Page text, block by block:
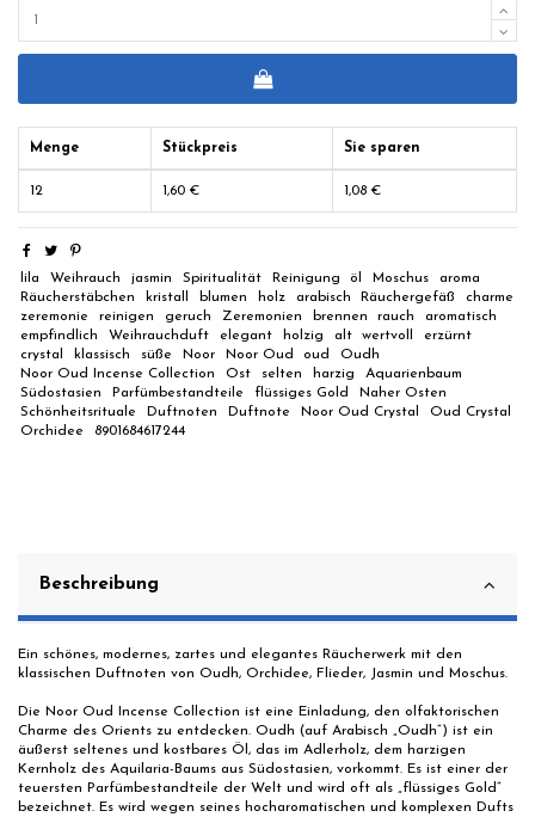
Menge Stückpreis Sie sparen
12 1,60 € 1,08 €
lila Weihrauch jasmin Spiritualität Reinigung öl Moschus
aroma
Räucherstäbchen
kristall blumen holz arabisch Räuchergefäß
charme
zeremonie
reinigen geruch Zeremonien brennen rauch
aromatisch
empfindlich
Weihrauchduft elegant holzig alt wertvoll
erzürnt
crystal
klassisch süße Noor Noor Oud oud
Oudh
Noor Oud Incense Collection
Ost selten harzig
Aquarienbaum
Südostasien
Parfümbestandteile flüssiges Gold
Naher Osten
Schönheitsrituale
Duftnoten Duftnote Noor Oud Crystal
Oud Crystal
Orchidee
8901684617244
Beschreibung
Ein schönes, modernes, zartes und elegantes Räucherwerk mit den
klassischen Duftnoten von Oudh, Orchidee, Flieder, Jasmin und Moschus.
Die Noor Oud Incense Collection ist eine Einladung, den olfaktorischen
Charme des Orients zu entdecken. Oudh (auf Arabisch „Oudh“) ist ein
äußerst seltenes und kostbares Öl, das im Adlerholz, dem harzigen
Kernholz des Aquilaria-Baums aus Südostasien, vorkommt. Es ist einer der
teuersten Parfümbestandteile der Welt und wird oft als „flüssiges Gold“
bezeichnet. Es wird wegen seines hocharomatischen und komplexen Dufts